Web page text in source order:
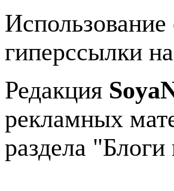
гиперссылки
Редакция
рекламных
раздела